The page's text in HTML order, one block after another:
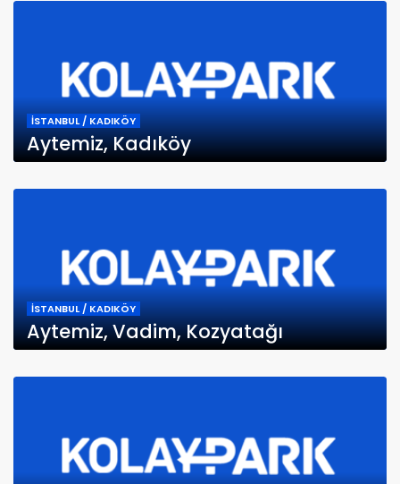
İSTANBUL / KADIKÖY
Aytemiz, Kadıköy
İSTANBUL / KADIKÖY
Aytemiz, Vadim, Kozyatağı